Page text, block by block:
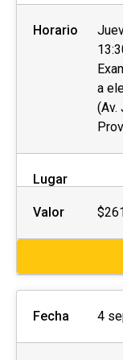
Horario
a
(Av.
Lugar
Valor
Fecha 4